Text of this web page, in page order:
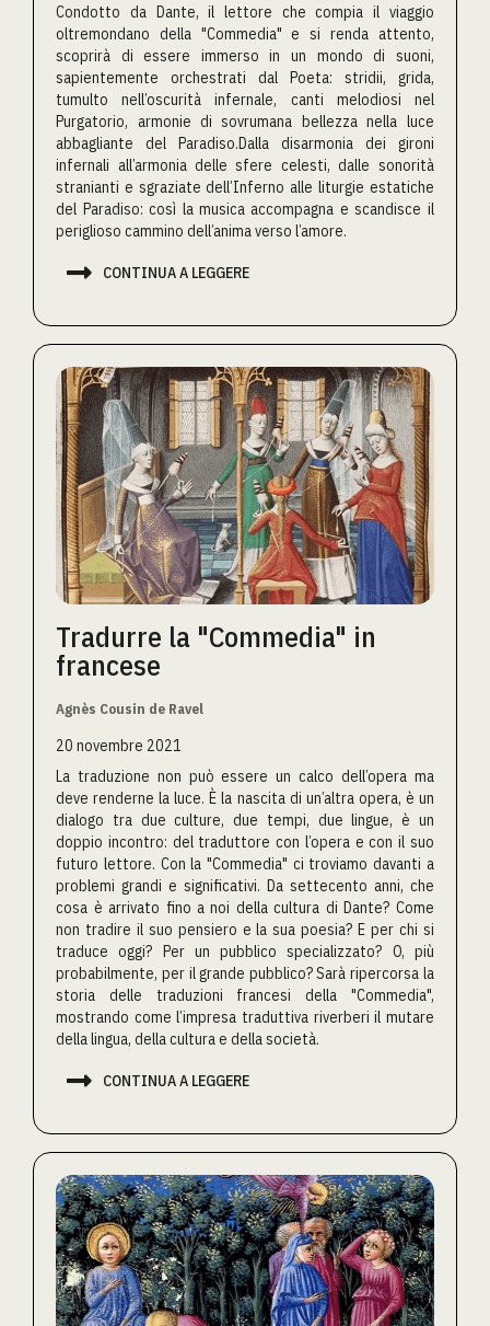
Condotto da Dante, il lettore che compia il viaggio
oltremondano della "Commedia" e si renda attento,
scoprirà di essere immerso in un mondo di suoni,
sapientemente orchestrati dal Poeta: stridii, grida,
tumulto nell’oscurità infernale, canti melodiosi nel
Purgatorio, armonie di sovrumana bellezza nella luce
abbagliante del Paradiso.Dalla disarmonia dei gironi
infernali all’armonia delle sfere celesti, dalle sonorità
stranianti e sgraziate dell’Inferno alle liturgie estatiche
del Paradiso: così la musica accompagna e scandisce il
periglioso cammino dell’anima verso l’amore.
 CONTINUA A LEGGERE
Tradurre la "Commedia" in
francese
Agnès Cousin de Ravel
20 novembre 2021
La traduzione non può essere un calco dell’opera ma
deve renderne la luce. È la nascita di un’altra opera, è un
dialogo tra due culture, due tempi, due lingue, è un
doppio incontro: del traduttore con l’opera e con il suo
futuro lettore. Con la "Commedia" ci troviamo davanti a
problemi grandi e significativi. Da settecento anni, che
cosa è arrivato fino a noi della cultura di Dante? Come
non tradire il suo pensiero e la sua poesia? E per chi si
traduce oggi? Per un pubblico specializzato? O, più
probabilmente, per il grande pubblico? Sarà ripercorsa la
storia delle traduzioni francesi della "Commedia",
mostrando come l’impresa traduttiva riverberi il mutare
della lingua, della cultura e della società.
 CONTINUA A LEGGERE